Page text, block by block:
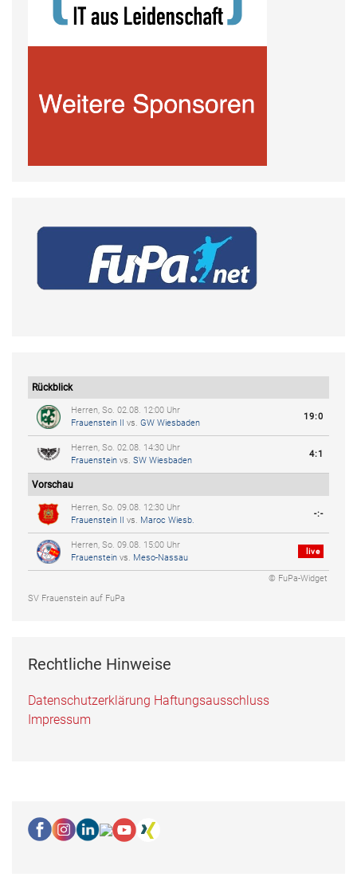
Rückblick
Herren, So. 02.08. 12:00 Uhr
Frauenstein II vs. GW Wiesbaden
19:0
Herren, So. 02.08. 14:30 Uhr
Frauenstein vs. SW Wiesbaden
4:1
Vorschau
Herren, So. 09.08. 12:30 Uhr
Frauenstein II vs. Maroc Wiesb.
-:-
Herren, So. 09.08. 15:00 Uhr
Frauenstein vs. Meso-Nassau
live
© FuPa-Widget
SV Frauenstein auf FuPa
Rechtliche Hinweise
Datenschutzerklärung Haftungsausschluss
Impressum